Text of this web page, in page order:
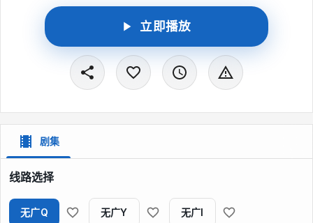
立即播放
剧集
线路选择
无广Q 无广Y 无广I